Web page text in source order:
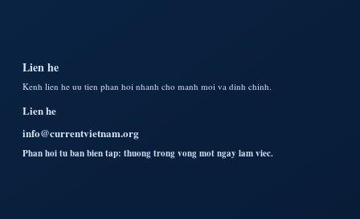
Lien he
Kenh lien he uu tien phan hoi nhanh cho manh moi va dinh chinh.
Lien he
info@currentvietnam.org
Phan hoi tu ban bien tap: thuong trong vong mot ngay lam viec.